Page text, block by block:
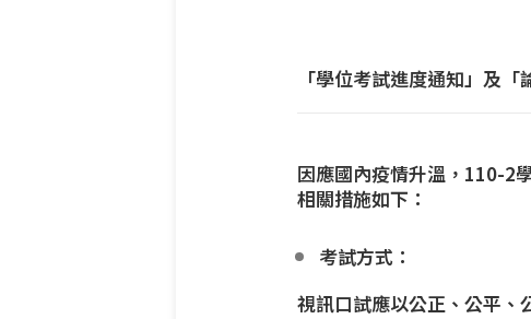
「學位考試進度通知」及
因應國內疫情升溫，110-2
相關措施如下：
考試方式：
視訊口試應以公正、公平、